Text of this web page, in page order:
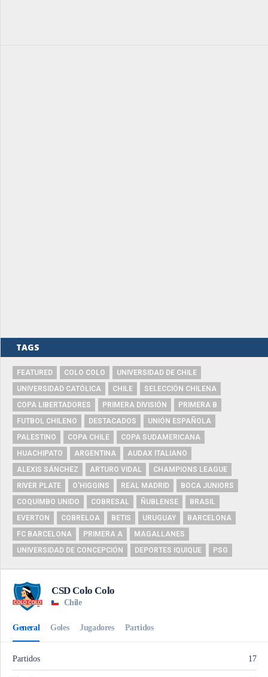
TAGS
FEATURED COLO COLO
UNIVERSIDAD DE CHILE
UNIVERSIDAD CATÓLICA
CHILE
SELECCIÓN CHILENA
COPA LIBERTADORES
PRIMERA DIVISIÓN
PRIMERA B
FUTBOL CHILENO
DESTACADOS
UNIÓN ESPAÑOLA
PALESTINO
COPA CHILE
COPA SUDAMERICANA
HUACHIPATO
ARGENTINA
AUDAX ITALIANO
ALEXIS SÁNCHEZ
ARTURO VIDAL
CHAMPIONS LEAGUE
RIVER PLATE
O'HIGGINS REAL MADRID
BOCA JUNIORS
COQUIMBO UNIDO
COBRESAL ÑUBLENSE
BRASIL
EVERTON
COBRELOA BETIS URUGUAY
BARCELONA
FC BARCELONA
PRIMERA A
MAGALLANES
UNIVERSIDAD DE CONCEPCIÓN
DEPORTES IQUIQUE PSG